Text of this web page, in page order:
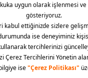
tercih olan model, her
spor yaparken
kullanımda bile
ulaşabilir, tek tıkla